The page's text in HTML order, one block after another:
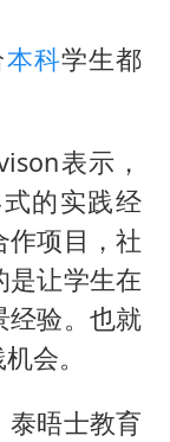
本科学生都
表示，
的实践经
作项目，社
是让学生在
经验。也就
会。
泰晤士教育